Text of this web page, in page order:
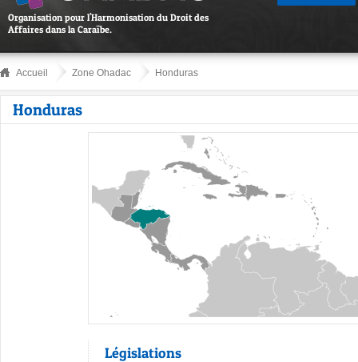
Organisation pour l'Harmonisation du Droit des
Affaires dans la Caraïbe.
Accueil Zone Ohadac Honduras
Honduras
Législations